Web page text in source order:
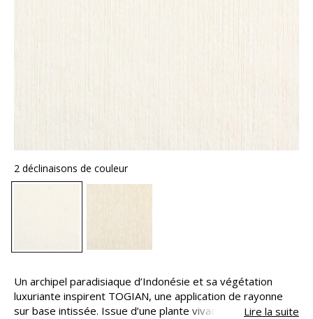
2 déclinaisons de couleur
Un archipel paradisiaque d’Indonésie et sa végétation
luxuriante inspirent TOGIAN, une application de rayonne
sur base intissée. Issue d’une plante vivace cultivée aux
Lire la suite